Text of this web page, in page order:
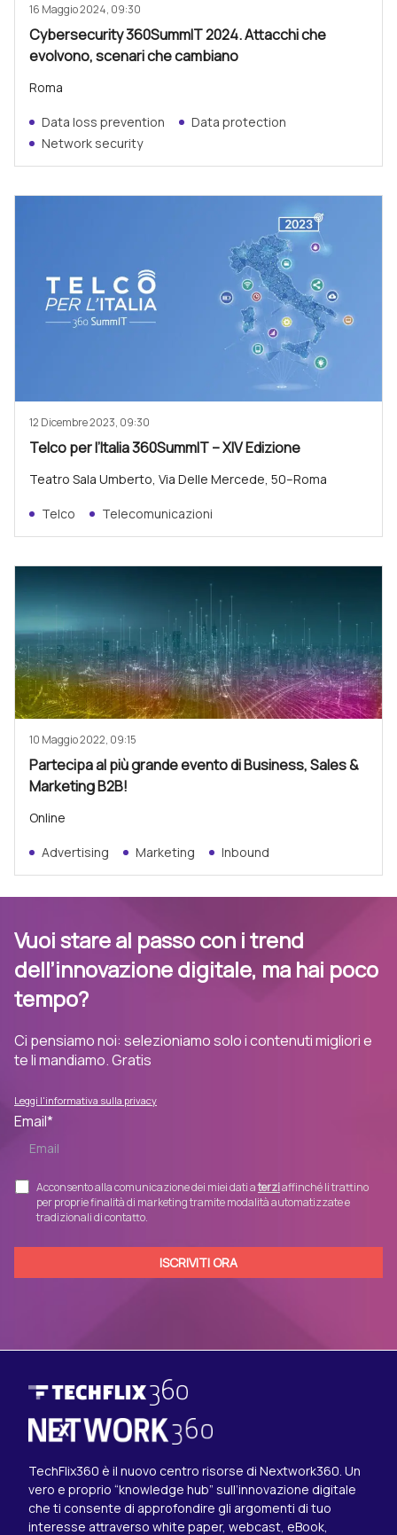
16 Maggio 2024, 09:30
Cybersecurity 360SummIT 2024. Attacchi che
evolvono, scenari che cambiano
Roma
Data loss prevention
Data protection
Network security
12 Dicembre 2023, 09:30
Telco per l’Italia 360SummIT – XIV Edizione
Teatro Sala Umberto, Via Delle Mercede, 50–Roma
Telco Telecomunicazioni
10 Maggio 2022, 09:15
Partecipa al più grande evento di Business, Sales &
Marketing B2B!
Online
Advertising Marketing Inbound
Vuoi stare al passo con i trend
dell’innovazione digitale, ma hai poco
tempo?
Ci pensiamo noi: selezioniamo solo i contenuti migliori e
te li mandiamo. Gratis
Leggi l'informativa sulla privacy
Email*
Acconsento alla comunicazione dei miei dati aterziaffinché li trattino
per proprie finalità di marketing tramite modalità automatizzate e
tradizionali di contatto.
TechFlix360 è il nuovo centro risorse di Nextwork360. Un
vero e proprio “knowledge hub” sull’innovazione digitale
che ti consente di approfondire gli argomenti di tuo
interesse attraverso white paper, webcast, eBook,